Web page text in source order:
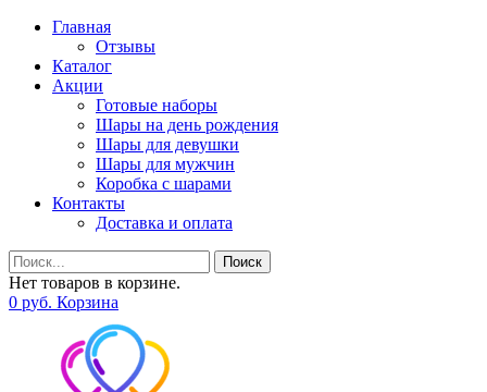
Главная
Отзывы
Каталог
Акции
Готовые наборы
Шары на день рождения
Шары для девушки
Шары для мужчин
Коробка с шарами
Контакты
Доставка и оплата
Поиск
Нет товаров в корзине.
0 руб. Корзина